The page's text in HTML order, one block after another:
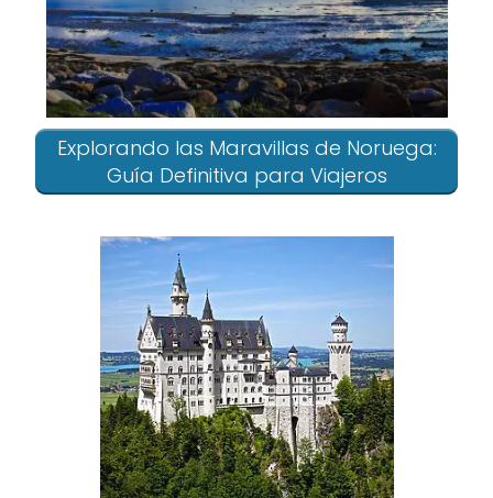
Explorando las Maravillas de Noruega:
Guía Definitiva para Viajeros